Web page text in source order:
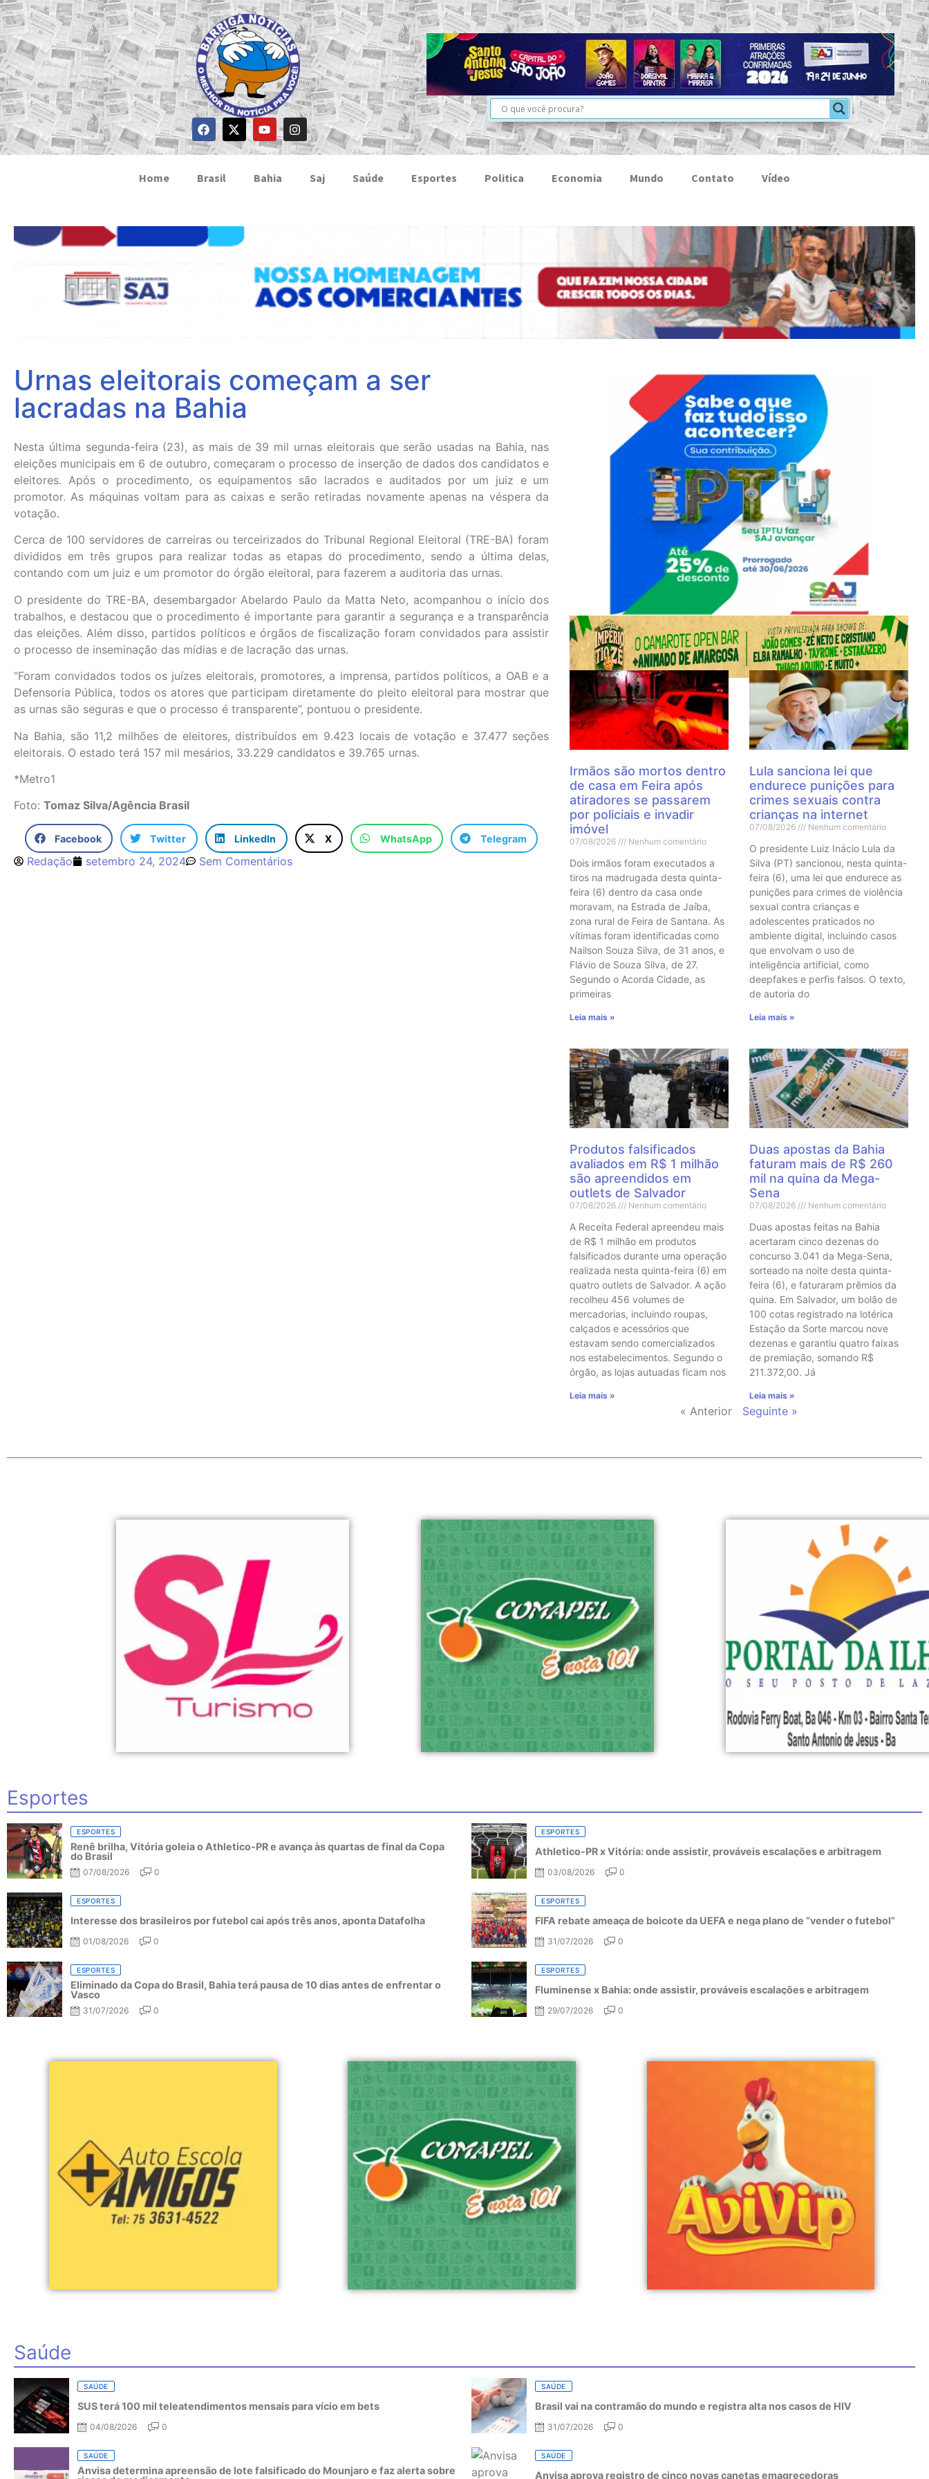
Home Brasil Bahia Saj Saúde Esportes Politica Economia Mundo Contato Vídeo
Urnas eleitorais começam a ser
lacradas na Bahia
Nesta última segunda-feira (23), as mais de 39 mil urnas eleitorais que serão usadas na Bahia, nas
eleições municipais em 6 de outubro, começaram o processo de inserção de dados dos candidatos e
eleitores. Após o procedimento, os equipamentos são lacrados e auditados por um juiz e um
promotor. As máquinas voltam para as caixas e serão retiradas novamente apenas na véspera da
votação.
Cerca de 100 servidores de carreiras ou terceirizados do Tribunal Regional Eleitoral (TRE-BA) foram
divididos em três grupos para realizar todas as etapas do procedimento, sendo a última delas,
contando com um juiz e um promotor do órgão eleitoral, para fazerem a auditoria das urnas.
O presidente do TRE-BA, desembargador Abelardo Paulo da Matta Neto, acompanhou o início dos
trabalhos, e destacou que o procedimento é importante para garantir a segurança e a transparência
das eleições. Além disso, partidos políticos e órgãos de fiscalização foram convidados para assistir
o processo de inseminação das mídias e de lacração das urnas.
“Foram convidados todos os juízes eleitorais, promotores, a imprensa, partidos políticos, a OAB e a
Defensoria Pública, todos os atores que participam diretamente do pleito eleitoral para mostrar que
as urnas são seguras e que o processo é transparente”, pontuou o presidente.
Na Bahia, são 11,2 milhões de eleitores, distribuídos em 9.423 locais de votação e 37.477 seções
eleitorais. O estado terá 157 mil mesários, 33.229 candidatos e 39.765 urnas.
*Metro1
Foto: Tomaz Silva/Agência Brasil
Facebook Twitter LinkedIn X WhatsApp Telegram
Redação setembro 24, 2024 Sem Comentários
Mais Notícias
Irmãos são mortos dentro
de casa em Feira após
atiradores se passarem
por policiais e invadir
imóvel
07/08/2026 Nenhum comentário
Dois irmãos foram executados a
tiros na madrugada desta quinta-
feira (6) dentro da casa onde
moravam, na Estrada de Jaíba,
zona rural de Feira de Santana. As
vítimas foram identificadas como
Nailson Souza Silva, de 31 anos, e
Flávio de Souza Silva, de 27.
Segundo o Acorda Cidade, as
primeiras
Leia mais »
Lula sanciona lei que
endurece punições para
crimes sexuais contra
crianças na internet
07/08/2026 Nenhum comentário
O presidente Luiz Inácio Lula da
Silva (PT) sancionou, nesta quinta-
feira (6), uma lei que endurece as
punições para crimes de violência
sexual contra crianças e
adolescentes praticados no
ambiente digital, incluindo casos
que envolvam o uso de
inteligência artificial, como
deepfakes e perfis falsos. O texto,
de autoria do
Leia mais »
Produtos falsificados
avaliados em R$ 1 milhão
são apreendidos em
outlets de Salvador
07/08/2026 Nenhum comentário
A Receita Federal apreendeu mais
de R$ 1 milhão em produtos
falsificados durante uma operação
realizada nesta quinta-feira (6) em
quatro outlets de Salvador. A ação
recolheu 456 volumes de
mercadorias, incluindo roupas,
calçados e acessórios que
estavam sendo comercializados
nos estabelecimentos. Segundo o
órgão, as lojas autuadas ficam nos
Leia mais »
Duas apostas da Bahia
faturam mais de R$ 260
mil na quina da Mega-
Sena
07/08/2026 Nenhum comentário
Duas apostas feitas na Bahia
acertaram cinco dezenas do
concurso 3.041 da Mega-Sena,
sorteado na noite desta quinta-
feira (6), e faturaram prêmios da
quina. Em Salvador, um bolão de
100 cotas registrado na lotérica
Estação da Sorte marcou nove
dezenas e garantiu quatro faixas
de premiação, somando R$
211.372,00. Já
Leia mais »
« Anterior Seguinte »
Esportes
ESPORTES
Renê brilha, Vitória goleia o Athletico-PR e avança às quartas de final da Copa
do Brasil
07/08/2026 0
ESPORTES
Athletico-PR x Vitória: onde assistir, prováveis escalações e arbitragem
03/08/2026 0
ESPORTES
Interesse dos brasileiros por futebol cai após três anos, aponta Datafolha
01/08/2026 0
ESPORTES
FIFA rebate ameaça de boicote da UEFA e nega plano de “vender o futebol”
31/07/2026 0
ESPORTES
Eliminado da Copa do Brasil, Bahia terá pausa de 10 dias antes de enfrentar o
Vasco
31/07/2026 0
ESPORTES
Fluminense x Bahia: onde assistir, prováveis escalações e arbitragem
29/07/2026 0
Saúde
SAÚDE
SUS terá 100 mil teleatendimentos mensais para vício em bets
04/08/2026 0
SAÚDE
Brasil vai na contramão do mundo e registra alta nos casos de HIV
31/07/2026 0
SAÚDE
Anvisa determina apreensão de lote falsificado do Mounjaro e faz alerta sobre
SAÚDE
Anvisa aprova registro de cinco novas canetas emagrecedoras